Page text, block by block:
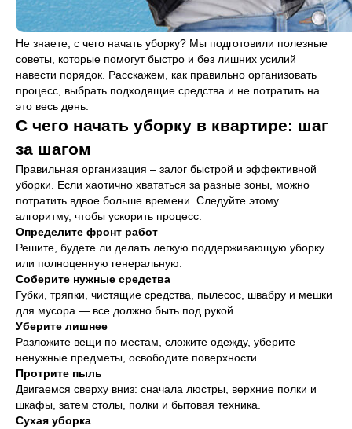
Не знаете, с чего начать уборку? Мы подготовили полезные
советы, которые помогут быстро и без лишних усилий
навести порядок. Расскажем, как правильно организовать
процесс, выбрать подходящие средства и не потратить на
это весь день.
С чего начать уборку в квартире: шаг
за шагом
Правильная организация – залог быстрой и эффективной
уборки. Если хаотично хвататься за разные зоны, можно
потратить вдвое больше времени. Следуйте этому
алгоритму, чтобы ускорить процесс:
Определите фронт работ
Решите, будете ли делать легкую поддерживающую уборку
или полноценную генеральную.
Соберите нужные средства
Губки, тряпки, чистящие средства, пылесос, швабру и мешки
для мусора — все должно быть под рукой.
Уберите лишнее
Разложите вещи по местам, сложите одежду, уберите
ненужные предметы, освободите поверхности.
Протрите пыль
Двигаемся сверху вниз: сначала люстры, верхние полки и
шкафы, затем столы, полки и бытовая техника.
Сухая уборка